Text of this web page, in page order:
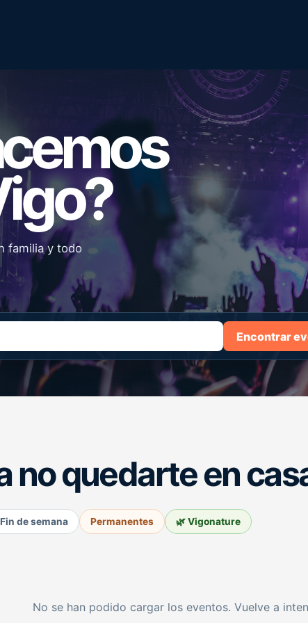
familia y todo
Encontrar
no quedarte en
Fin de semana Permanentes 🌿 Vigonature
No se han podido cargar los eventos. Vuelve a